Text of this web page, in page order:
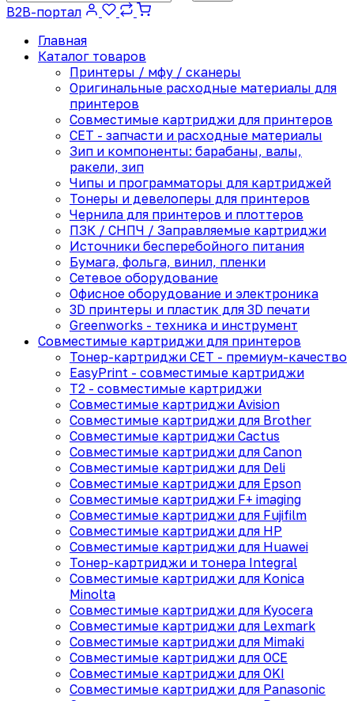
B2B-портал
Главная
Каталог товаров
Принтеры / мфу / сканеры
Оригинальные расходные материалы для
принтеров
Совместимые картриджи для принтеров
CET - запчасти и расходные материалы
Зип и компоненты: барабаны, валы,
ракели, зип
Чипы и программаторы для картриджей
Тонеры и девелоперы для принтеров
Чернила для принтеров и плоттеров
ПЗК / СНПЧ / Заправляемые картриджи
Источники бесперебойного питания
Бумага, фольга, винил, пленки
Сетевое оборудование
Офисное оборудование и электроника
3D принтеры и пластик для 3D печати
Greenworks - техника и инструмент
Совместимые картриджи для принтеров
Тонер-картриджи CET - премиум-качество
EasyPrint - cовместимые картриджи
T2 - совместимые картриджи
Совместимые картриджи Avision
Совместимые картриджи для Brother
Совместимые картриджи Cactus
Совместимые картриджи для Canon
Совместимые картриджи для Deli
Совместимые картриджи для Epson
Совместимые картриджи F+ imaging
Совместимые картриджи для Fujifilm
Совместимые картриджи для HP
Совместимые картриджи для Huawei
Тонер-картриджи и тонера Integral
Совместимые картриджи для Konica
Minolta
Совместимые картриджи для Kyocera
Совместимые картриджи для Lexmark
Совместимые картриджи для Mimaki
Совместимые картриджи для OCE
Совместимые картриджи для OKI
Совместимые картриджи для Panasonic